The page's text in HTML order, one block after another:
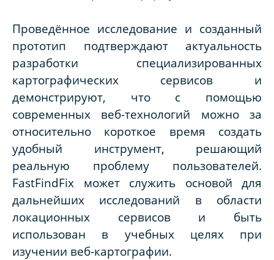
Проведённое исследование и созданный
прототип подтверждают актуальность
разработки специализированных
картографических сервисов и
демонстрируют, что с помощью
современных веб-технологий можно за
относительно короткое время создать
удобный инструмент, решающий
реальную проблему пользователей.
FastFindFix может служить основой для
дальнейших исследований в области
локационных сервисов и быть
использован в учебных целях при
изучении веб-картографии.